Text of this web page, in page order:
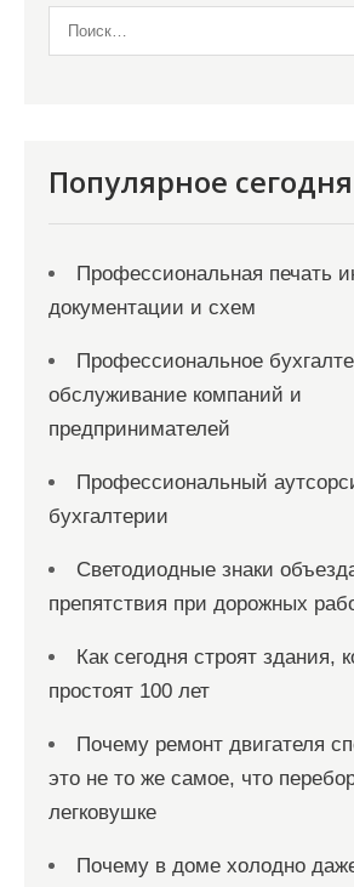
Популярное сегодня
Профессиональная печать
документации и схем
Профессиональное
обслуживание компаний и
предпринимателей
Профессиональный
бухгалтерии
Светодиодные знаки
препятствия при дорожных
Как сегодня строят здания,
простоят 100 лет
Почему ремонт двигателя
это не то же самое, что
легковушке
Почему в доме холодно